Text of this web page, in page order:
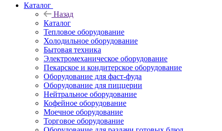
Каталог
Назад
Каталог
Тепловое оборудование
Холодильное оборудование
Бытовая техника
Электромеханическое оборудование
Пекарское и кондитерское оборудование
Оборудование для фаст-фуда
Оборудование для пиццерии
Нейтральное оборудование
Кофейное оборудование
Моечное оборудование
Торговое оборудование